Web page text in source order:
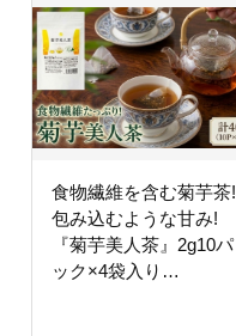
食物繊維を含む菊芋茶!
包み込むような甘み!
『菊芋美人茶』2g10パ
ック×4袋入り